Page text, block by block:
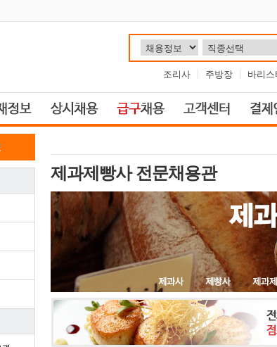
조리사 주방장 바리스
제과제빵사 전문채용관